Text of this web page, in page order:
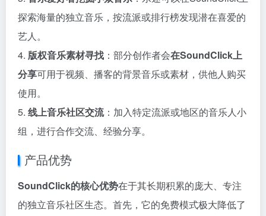
探索海量的独立音乐，按流派或排行榜发现潜在喜爱的
艺人。
4. 版权音乐素材寻找 ：部分创作者会在SoundClick上
分享可用于视频、播客的背景音乐或素材，供他人购买
使用。
5. 线上音乐社区交流：加入特定流派或地区的音乐人小
组，进行合作交流、经验分享。
产品优势
SoundClick的核心优势在于其长期积累的庞大、专注
的独立音乐社区生态。首先，它的免费模式极大降低了